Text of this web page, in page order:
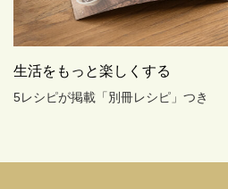
生活をもっと楽しくする
5レシピが掲載「別冊レシピ」つき